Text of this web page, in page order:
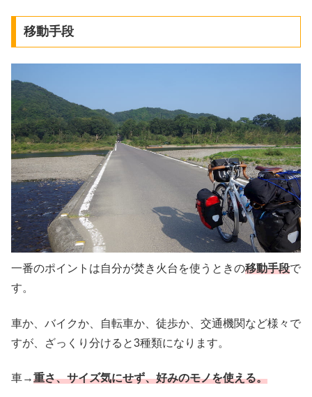
移動手段
一番のポイントは自分が焚き火台を使うときの移動手段で
す。
車か、バイクか、自転車か、徒歩か、交通機関など様々で
すが、ざっくり分けると3種類になります。
車→重さ、サイズ気にせず、好みのモノを使える。